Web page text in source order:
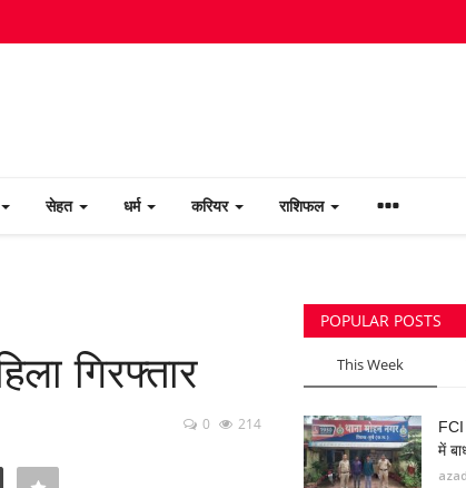
सेहत धर्म करियर राशिफल
गिरफ्तार
0 214
POPULAR POSTS
This Week
FCI
में